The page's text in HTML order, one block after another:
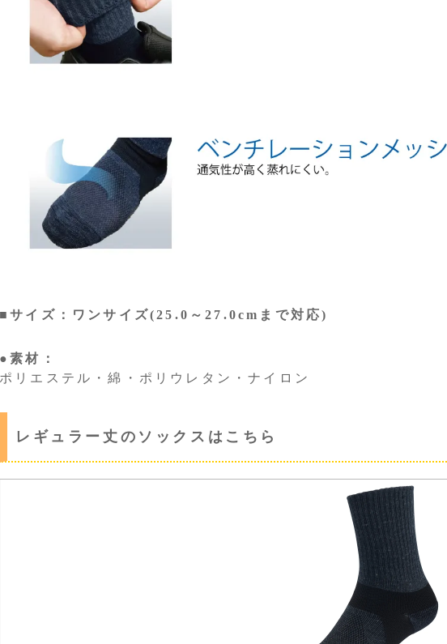
■サイズ：ワンサイズ(25.0～27.0cmまで対応)
●素材：
ポリエステル・綿・ポリウレタン・ナイロン
レギュラー丈のソックスはこちら